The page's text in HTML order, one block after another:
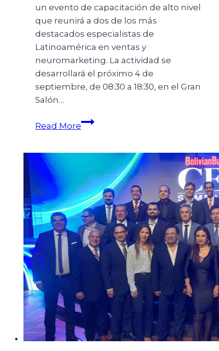
un evento de capacitación de alto nivel
que reunirá a dos de los más
destacados especialistas de
Latinoamérica en ventas y
neuromarketing. La actividad se
desarrollará el próximo 4 de
septiembre, de 08:30 a 18:30, en el Gran
Salón…
Read More